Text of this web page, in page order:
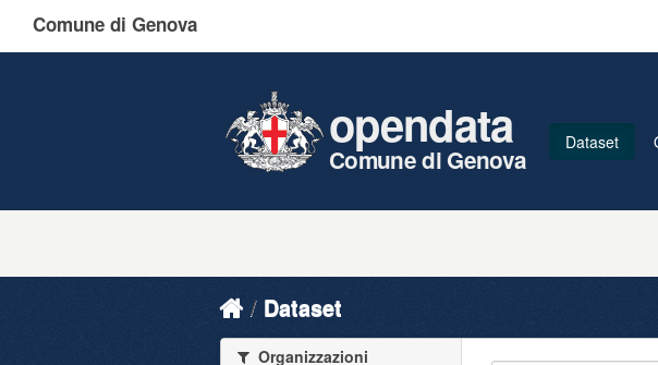
Comune di Genova
opendata
Comune di Genova
Dataset
Dataset
Organizzazioni